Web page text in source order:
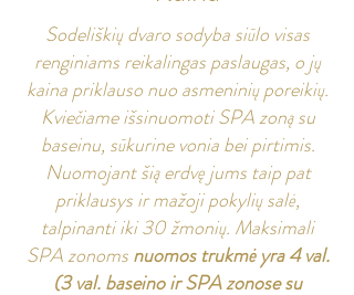
Sodeliškių dvaro sodyba siūlo visas
renginiams reikalingas paslaugas, o jų
kaina priklauso nuo asmeninių poreikių.
Kviečiame išsinuomoti SPA zoną su
baseinu, sūkurine vonia bei pirtimis.
Nuomojant šią erdvę jums taip pat
priklausys ir mažoji pokylių salė,
talpinanti iki 30 žmonių. Maksimali
SPA zonomsnuomos trukmė yra 4 val.
(3 val. baseino ir SPA zonose su